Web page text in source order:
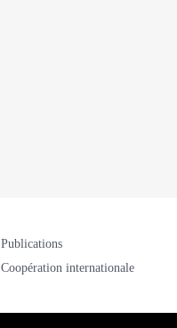
Publications
Coopération internationale